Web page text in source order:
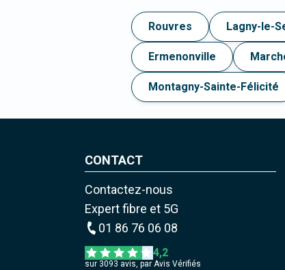
Rouvres Lagny-le-
Ermenonville
Montagny-Sainte-Félicité
CONTACT
Contactez-nous
Expert fibre et 5G
01 86 76 06 08
4,2
sur 3093 avis, par Avis Vérifiés